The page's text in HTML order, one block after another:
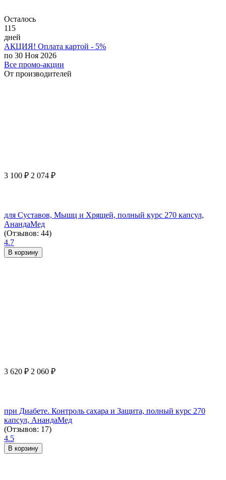
Осталось
115
дней
АКЦИЯ! Оплата картой - 5%
по 30 Ноя 2026
Все промо-акции
От производителей
3 100 ₽ 2 074 ₽
для Суставов, Мышц и Хрящей, полный курс 270 капсул,
АнандаМед
(Отзывов: 44)
4.7
В корзину
3 620 ₽ 2 060 ₽
при Диабете. Контроль сахара и Защита, полный курс 270
капсул, АнандаМед
(Отзывов: 17)
4.5
В корзину